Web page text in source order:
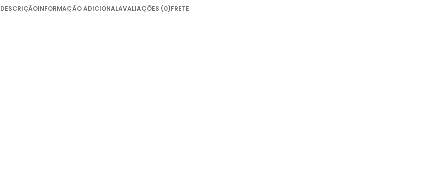
DESCRIÇÃOINFORMAÇÃO ADICIONALAVALIAÇÕES (0)FRETE